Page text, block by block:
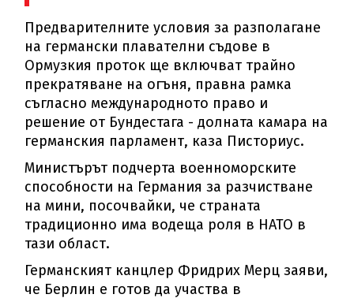
Предварителните условия за разполагане
на германски плавателни съдове в
Ормузкия проток ще включват трайно
прекратяване на огъня, правна рамка
съгласно международното право и
решение от Бундестага - долната камара на
германския парламент, каза Писториус.
Министърът подчерта военноморските
способности на Германия за разчистване
на мини, посочвайки, че страната
традиционно има водеща роля в НАТО в
тази област.
Германският канцлер Фридрих Мерц заяви,
че Берлин е готов да участва в